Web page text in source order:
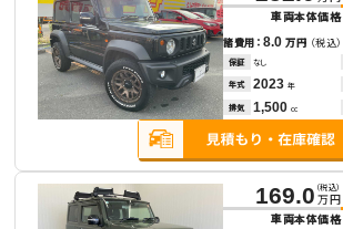
車両本体価格
諸費用：8.0万円 （税込）
保証 なし
年式 2023 年
排気 1,500 cc
169.0 （税込）
万円
車両本体価格